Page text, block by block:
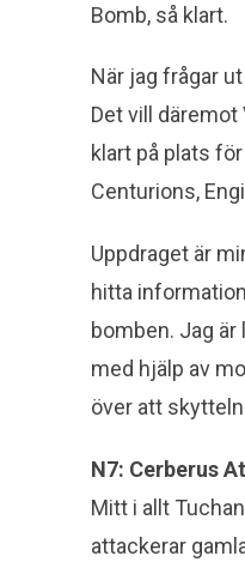
Bomb, så klart.
När jag frågar
Det vill
klart på plats
Centurions,
Uppdraget är
hitta
bomben. Jag
med hjälp av
över att
N7: Cerberus
Mitt i allt
attackerar